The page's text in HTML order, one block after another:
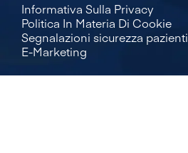
Informativa Sulla Privacy
Politica In Materia Di Cookie
Segnalazioni sicurezza pazienti
E-Marketing